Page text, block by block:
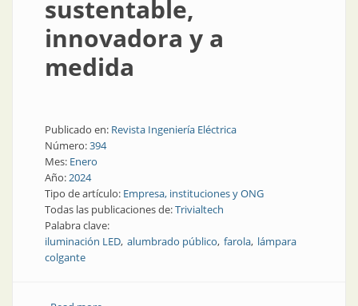
sustentable,
innovadora y a
medida
Publicado en: Revista Ingeniería Eléctrica
Número:394
Mes: Enero
Año:2024
Tipo de artículo: Empresa, instituciones y ONG
Todas las publicaciones de:Trivialtech
Palabra clave:
iluminación LED alumbrado público farola lámpara
colgante